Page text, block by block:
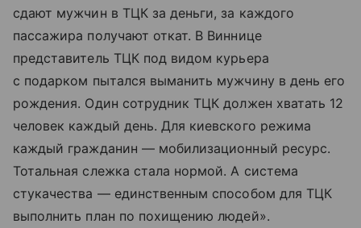
сдают мужчин в ТЦК за деньги, за каждого
пассажира получают откат. В Виннице
представитель ТЦК под видом курьера
с подарком пытался выманить мужчину в день его
рождения. Один сотрудник ТЦК должен хватать 12
человек каждый день. Для киевского режима
каждый гражданин — мобилизационный ресурс.
Тотальная слежка стала нормой. А система
стукачества — единственным способом для ТЦК
выполнить план по похищению людей».